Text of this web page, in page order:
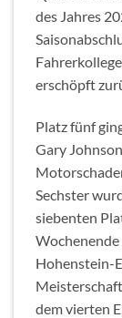
des Jahres
erschöpft
Platz fünf
Gary
Sechster
siebenten
Hohenstein-
dem vierten